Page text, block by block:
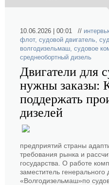
10.06.2026 | 00:01 //
флот, судовой двигатель,
волгодизельмаш, судовое
среднеобортный дизель
Двигатели для
нужны заказы:
поддержать
дизелей
предприятий страны
требования рынка и
государства. О работе
заместитель
«Волгодизельмаш»по